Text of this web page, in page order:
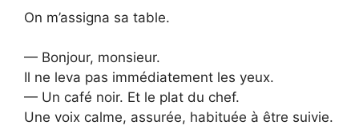
On m’assigna sa table.
— Bonjour, monsieur.
Il ne leva pas immédiatement les yeux.
— Un café noir. Et le plat du chef.
Une voix calme, assurée, habituée à être suivie.